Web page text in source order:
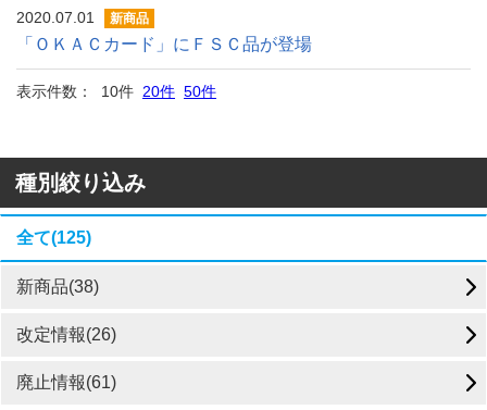
2020.07.01 新商品
「ＯＫＡＣカード」にＦＳＣ品が登場
表示件数： 10件 20件 50件
種別絞り込み
全て(125)
新商品(38)
改定情報(26)
廃止情報(61)